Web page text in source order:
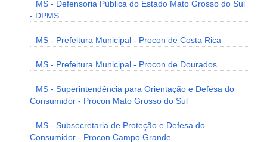
MS - Defensoria Pública do Estado Mato Grosso do Sul
- DPMS
MS - Prefeitura Municipal - Procon de Costa Rica
MS - Prefeitura Municipal - Procon de Dourados
MS - Superintendência para Orientação e Defesa do
Consumidor - Procon Mato Grosso do Sul
MS - Subsecretaria de Proteção e Defesa do
Consumidor - Procon Campo Grande